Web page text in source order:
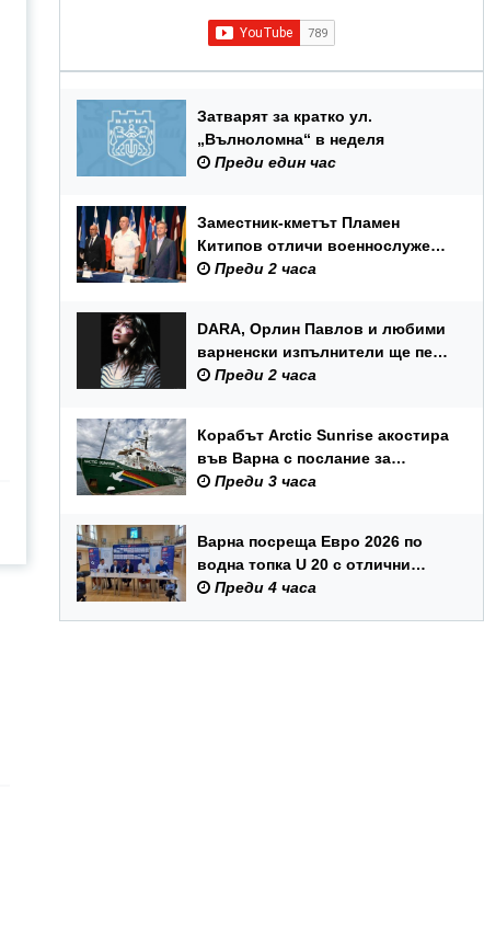
Затварят за кратко ул.
„Вълноломна“ в неделя
Преди един час
Заместник-кметът Пламен
Китипов отличи военнослужещи
и цивилни служители по повод
Преди 2 часа
DARA, Орлин Павлов и любими
варненски изпълнители ще пеят
на празника на Варна
Преди 2 часа
Корабът Arctic Sunrise акостира
във Варна с послание за
опазването на Черно море
Преди 3 часа
Варна посреща Евро 2026 по
водна топка U 20 с отлични
условия на състезателните
Преди 4 часа